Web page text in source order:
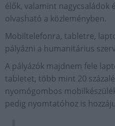
élők, valamint nagycsaládok
olvasható a közleményben.
Mobiltelefonra, tabletre,
pályázni a humanitárius
A pályázók majdnem fele
tabletet, több mint 20
nyomógombos
pedig nyomtatóhoz is